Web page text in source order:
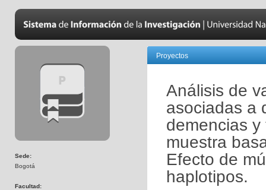
Sede:
Bogotá
Facultad:
Proyectos
Análisis de
asociadas a
demencias
muestra
Efecto de
haplotipos.